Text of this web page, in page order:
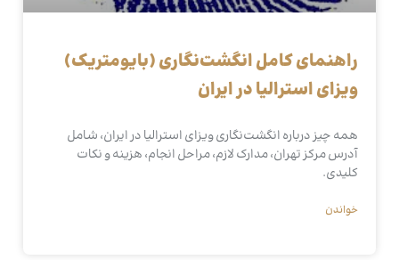
راهنمای کامل انگشت‌نگاری (بایومتریک)
ویزای استرالیا در ایران
همه چیز درباره انگشت‌نگاری ویزای استرالیا در ایران، شامل
آدرس مرکز تهران، مدارک لازم، مراحل انجام، هزینه و نکات
کلیدی.
خواندن